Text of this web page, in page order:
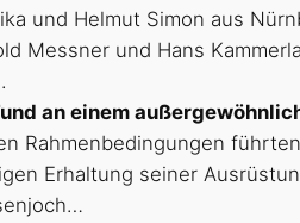
und Helmut Simon aus
Messner und Hans
an einem
Rahmenbedingungen
Erhaltung seiner